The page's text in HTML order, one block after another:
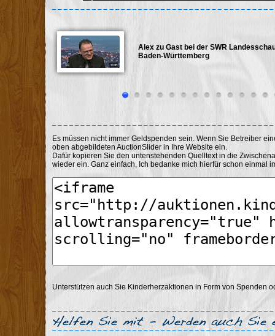
Alex zu Gast bei der SWR
Baden-Württemberg
Es müssen nicht immer Geldspenden sein. Wenn Sie Betreiber
oben abgebildeten AuctionSlider in Ihre Website ein.
Dafür kopieren Sie den untenstehenden Quelltext in die
wieder ein. Ganz einfach, Ich bedanke mich hierfür schon einmal
Unterstützen auch Sie Kinderherzaktionen in Form von Spenden